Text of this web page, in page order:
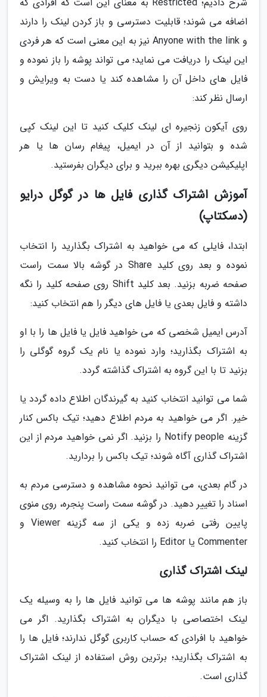
اضافه می شوند؛ قابلیت دسترسی و باز کردن لینک را دارند
و Anyone with the link نیز به این معنی است که هر فردی
این لینک را دریافت می نماید؛ می تواند پوشه را باز نموده و
فایل های داخل آن را مشاهده کند یا دست به ویرایش و
ارسال نظر کند:
روی آیکون زنجیره ای لینک کلیک کنید تا این لینک کپی
شده و بتوانید از آن در ایمیل، پیغام رسان ها یا هر
اپلیکیشن دیگری بهره ببرید و برای دیگران بفرستید.
آموزش اشتراک گذاری فایل ها در گوگل درایو
(دسکتاپ)
ابتدا، فایلی که می خواهید به اشتراک بگذارید را انتخاب
نموده و بعد روی کلید Share در گوشه بالا سمت راست
صفحه ضربه بزنید. بعد کلید Shift روی صفحه کلید را نگه
داشته و فایل بعدی یا فایل های دیگر را هم انتخاب کنید:
آدرس ایمیل شخصی که می خواهید فایل یا فایل ها را با او
به اشتراک بگذارید؛ وارد نموده یا نام یک گروه گوگلی را
بزنید تا با این گروه به اشتراک گذاشته گردد.
شما می توانید انتخاب کنید به گیرندگان اطلاع داده گردد یا
خیر. اگر می خواهید به مردم اطلاع دهید؛ تیک باکس کنار
گزینه Notify people را بزنید. اگر نمی خواهید مردم از این
اشتراک گذاری آگاه شوند؛ تیک باکس را بردارید.
در گام بعدی، می توانید نحوه مشاهده و دسترسی مردم به
اسناد را تغییر دهید. در گوشه سمت راست پنجره، روی منوی
پایین رفتی ضربه زده و یکی از سه گزینه Viewer و
Commenter یا Editor را انتخاب کنید.
لینک اشتراک گذاری
باز هم مانند پوشه ها می توانید فایل ها را به وسیله یک
لینک اختصاصی با دیگران به اشتراک بگذارید. اگر می
خواهید با افرادی که حساب کاربری گوگل ندارند؛ فایل ها را
به اشتراک بگذارید؛ برترین روش استفاده از لینک اشتراک
گذاری است.